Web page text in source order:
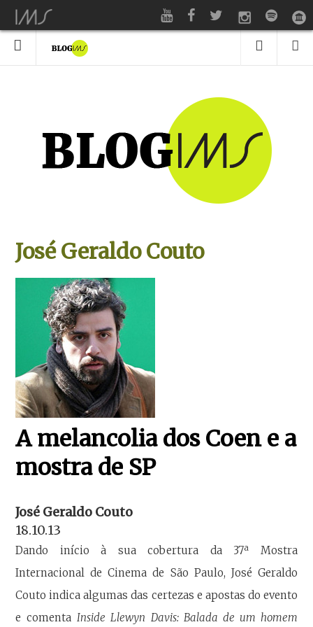
José Geraldo Couto
A melancolia dos Coen e a
mostra de SP
José Geraldo Couto
18.10.13
Dando início à sua cobertura da 37ª Mostra
Internacional de Cinema de São Paulo, José Geraldo
Couto indica algumas das certezas e apostas do evento
e comenta Inside Llewyn Davis: Balada de um homem